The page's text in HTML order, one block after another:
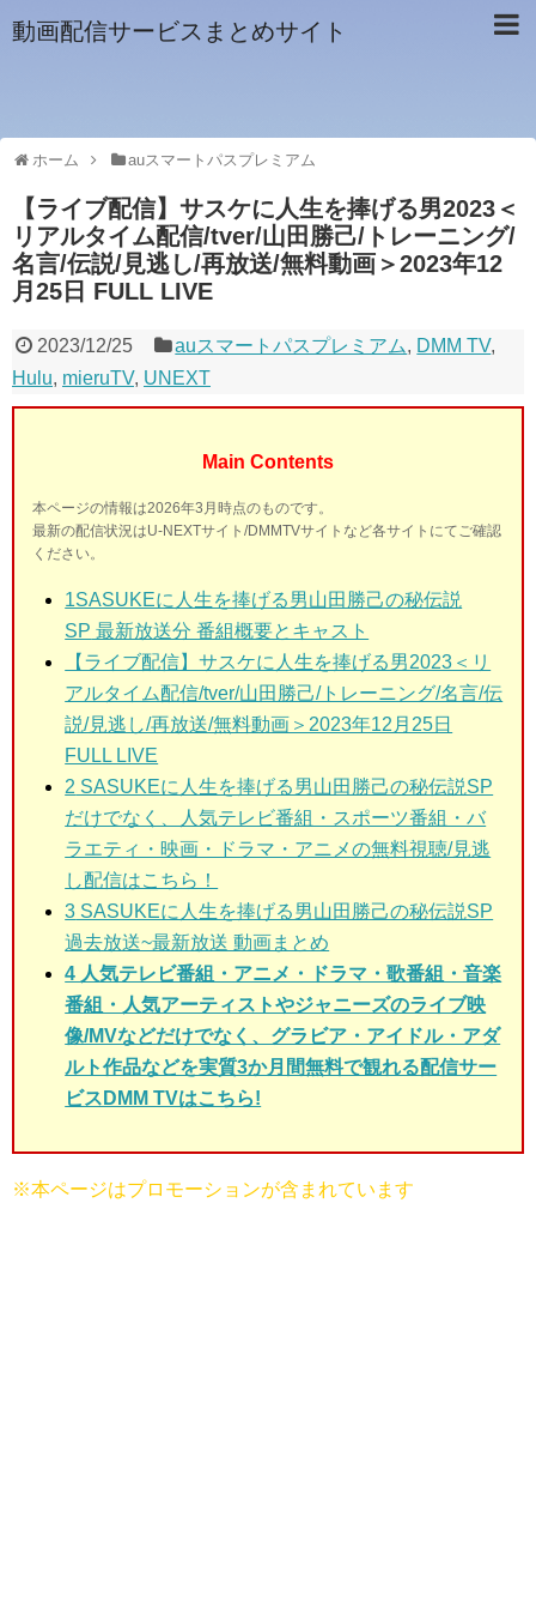
動画配信サービスまとめサイト
ホーム auスマートパスプレミアム
【ライブ配信】サスケに人生を捧げる男2023＜
リアルタイム配信/tver/山田勝己/トレーニング/
名言/伝説/見逃し/再放送/無料動画＞2023年12
月25日 FULL LIVE
2023/12/25 auスマートパスプレミアム, DMM TV,
Hulu, mieruTV, UNEXT
Main Contents
本ページの情報は2026年3月時点のものです。
最新の配信状況はU-NEXTサイト/DMMTVサイトなど各サイトにてご確認
ください。
1SASUKEに人生を捧げる男山田勝己の秘伝説
SP 最新放送分 番組概要とキャスト
【ライブ配信】サスケに人生を捧げる男2023＜リ
アルタイム配信/tver/山田勝己/トレーニング/名言/伝
説/見逃し/再放送/無料動画＞2023年12月25日
FULL LIVE
2 SASUKEに人生を捧げる男山田勝己の秘伝説SP
だけでなく、人気テレビ番組・スポーツ番組・バ
ラエティ・映画・ドラマ・アニメの無料視聴/見逃
し配信はこちら！
3 SASUKEに人生を捧げる男山田勝己の秘伝説SP
過去放送~最新放送 動画まとめ
4 人気テレビ番組・アニメ・ドラマ・歌番組・音楽
番組・人気アーティストやジャニーズのライブ映
像/MVなどだけでなく、グラビア・アイドル・アダ
ルト作品などを実質3か月間無料で観れる配信サー
ビスDMM TVはこちら!
※本ページはプロモーションが含まれています